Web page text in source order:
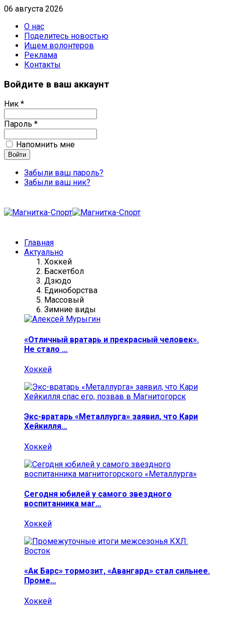
06 августа 2026
О нас
Поделитесь новостью
Ищем волонтеров
Реклама
Контакты
Войдите в ваш аккаунт
Ник *
Пароль *
Напомнить мне
Забыли ваш пароль?
Забыли ваш ник?
Главная
Актуально
Хоккей
Баскетбол
Дзюдо
Единоборства
Массовый
Зимние виды
«Отличный вратарь и прекрасный человек».
Не стало …
Хоккей
Экс-вратарь «Металлурга» заявил, что Кари
Хейкилля…
Хоккей
Сегодня юбилей у самого звездного
воспитанника маг…
Хоккей
«Ак Барс» тормозит, «Авангард» стал сильнее.
Проме…
Хоккей